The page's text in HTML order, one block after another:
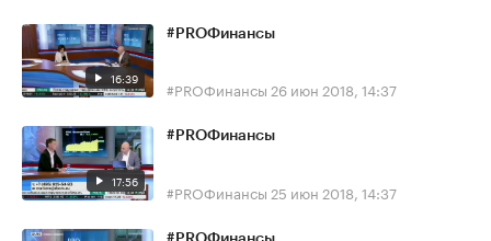
16:39
#PROФинансы
#PROФинансы 26 июн 2018, 14:37
17:56
#PROФинансы
#PROФинансы 25 июн 2018, 14:37